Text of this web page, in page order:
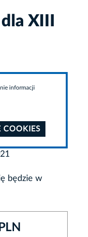
XIII
informacji
COOKIES
będzie w